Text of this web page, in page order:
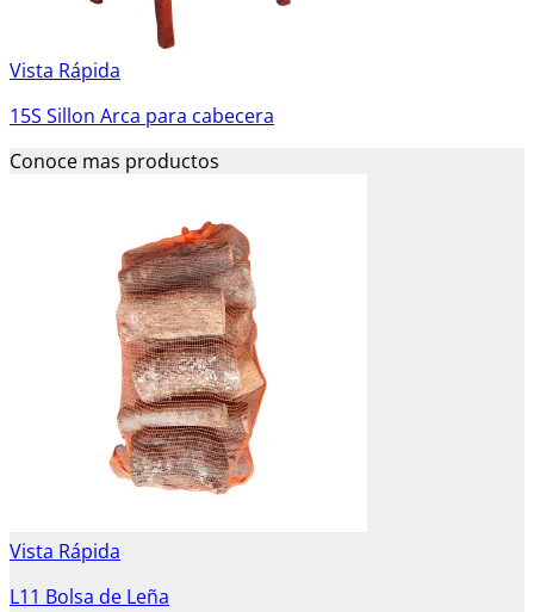
Vista Rápida
15S Sillon Arca para cabecera
Conoce mas productos
Vista Rápida
L11 Bolsa de Leña